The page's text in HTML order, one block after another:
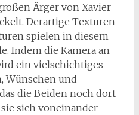
Ärger von Xavier
Derartige Texturen
spielen in diesem
Indem die Kamera an
ein vielschichtiges
Wünschen und
die Beiden noch dort
sich voneinander